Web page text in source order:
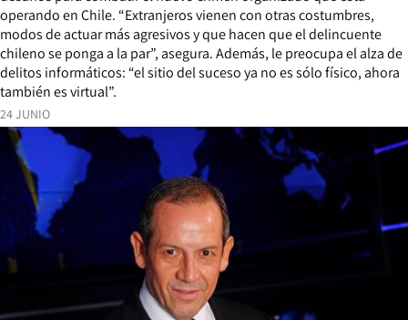
24 JUNIO
operando en Chile. “Extranjeros vienen con otras costumbres,
modos de actuar más agresivos y que hacen que el delincuente
chileno se ponga a la par”, asegura. Además, le preocupa el alza de
delitos informáticos: “el sitio del suceso ya no es sólo físico, ahora
también es virtual”.